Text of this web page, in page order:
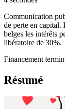
Communication
de perte en capital.
belges les intérêts
libératoire de 30%.
Financement
Résumé